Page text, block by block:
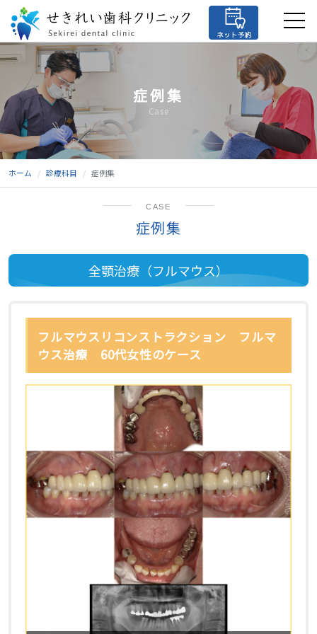
症例集
Case
ホーム 診療科目 症例集
CASE
症例集
全顎治療（フルマウス）
フルマウスリコンストラクション フルマ
ウス治療 60代女性のケース